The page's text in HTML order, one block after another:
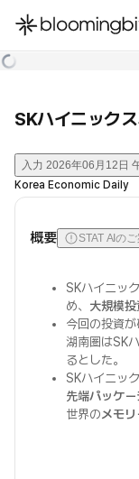
한국어
SKハイニック
入力 2026年06月12日
Korea Economic Daily
概要 STAT AIの
SKハイニッ
め、 大規模投
今回の投資が
湖南圏はSK
るとした。
SKハイニック
先端パッケー
世界のメモ